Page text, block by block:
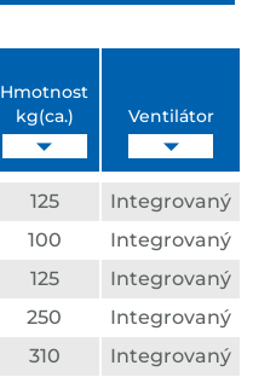
Hmotnost
kg(ca.)
Ventilátor
125
Integrovaný
100
Integrovaný
125
Integrovaný
250
Integrovaný
310
Integrovaný